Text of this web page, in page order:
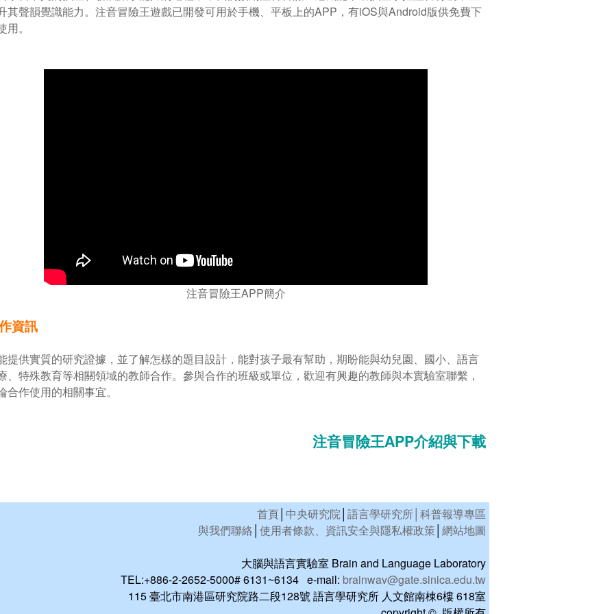
其聲韻覺識能力。注音冒險王遊戲已開發可用於手機、平板上的APP，有iOS與Android版供免費下
用。
注音冒險王APP簡介
資訊
提供實質的研究證據，並了解怎樣的題目設計，能對孩子最有幫助，期盼能與幼兒園、國小、語言
、特殊教育等相關領域的教師合作。參與合作的班級或單位，歡迎有興趣的教師與本實驗室聯繫，
合作使用的相關事宜。
注音冒險王APP介紹與下載
首頁 中央研究院 語言學研究所│ 科普報導專區
與我們聯絡 使用者條款、資訊安全與隱私權政策 網站地圖
大腦與語言實驗室 Brain and Language Laboratory
TEL:+886-2-2652-5000# 6131~6134 e-mail: brainwav@gate.sinica.edu.tw
115 臺北市南港區研究院路二段128號 語言學研究所 人文館南棟6樓 618室